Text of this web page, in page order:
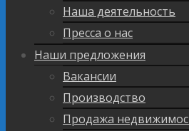
Наша деятельность
Пресса о нас
Наши предложения
Вакансии
Производство
Продажа